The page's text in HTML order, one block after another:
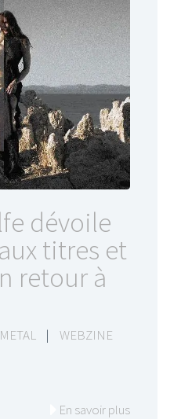
dévoile
titres et
retour à
|
WEBZINE
En savoir plus